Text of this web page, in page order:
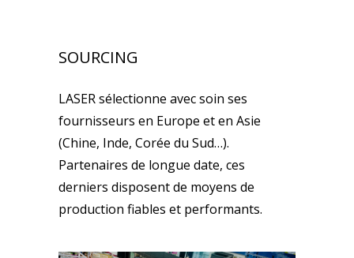
SOURCING
LASER sélectionne avec soin ses
fournisseurs en Europe et en Asie
(Chine, Inde, Corée du Sud…).
Partenaires de longue date, ces
derniers disposent de moyens de
production fiables et performants.